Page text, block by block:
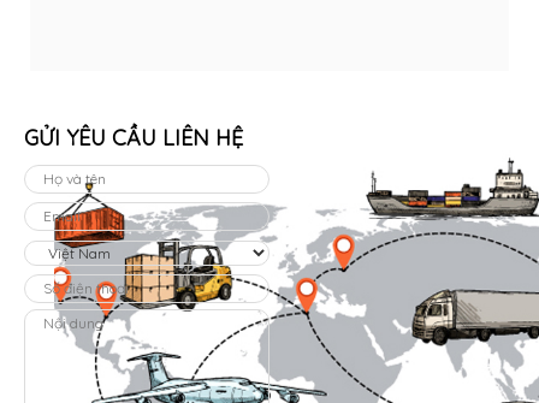
GỬI YÊU CẦU LIÊN HỆ